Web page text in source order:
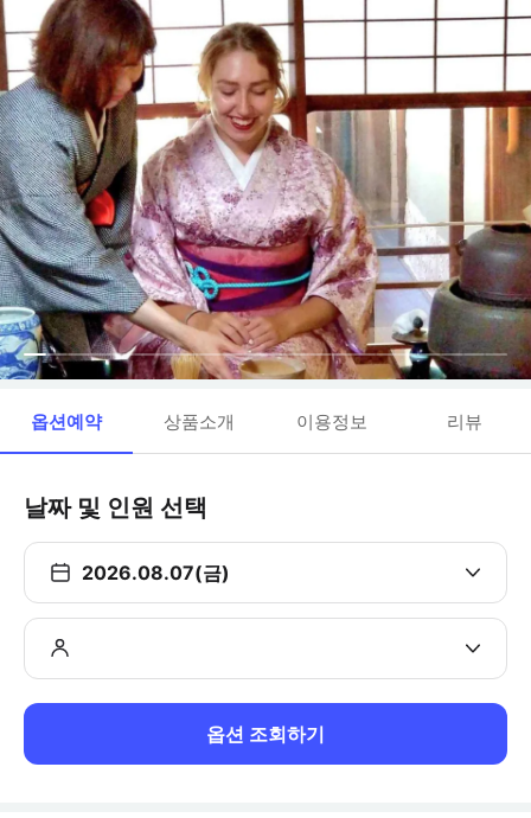
옵션예약 상품소개 이용정보 리뷰
날짜 및 인원 선택
2026.08.07(금)
옵션 조회하기